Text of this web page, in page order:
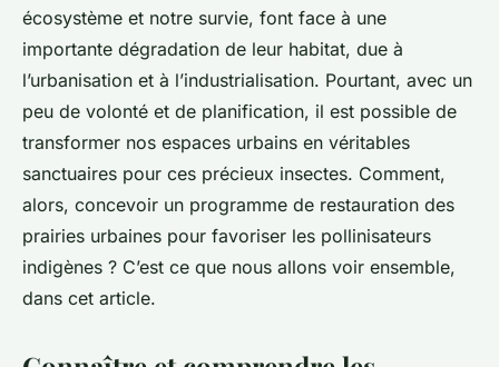
écosystème et notre survie, font face à une
importante dégradation de leur habitat, due à
l’urbanisation et à l’industrialisation. Pourtant, avec un
peu de volonté et de planification, il est possible de
transformer nos espaces urbains en véritables
sanctuaires pour ces précieux insectes. Comment,
alors, concevoir un programme de restauration des
prairies urbaines pour favoriser les pollinisateurs
indigènes ? C’est ce que nous allons voir ensemble,
dans cet article.